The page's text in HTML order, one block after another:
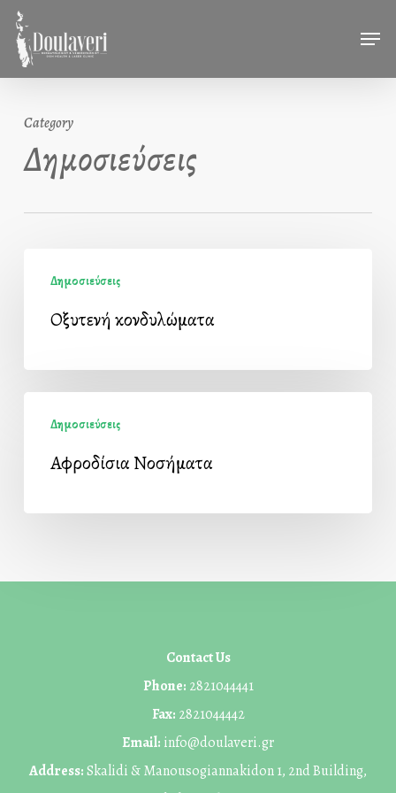
Skip
main
Category
Δημοσιεύσεις
κονδυλώματα
Δημοσιεύσεις
Οξυτενή κονδυλώματα
Νοσήματα
Δημοσιεύσεις
Αφροδίσια Νοσήματα
Contact Us
Phone: 2821044441
Fax: 2821044442
Email: info@doulaveri.gr
Address:Skalidi & Manousogiannakidon 1, 2nd Building,